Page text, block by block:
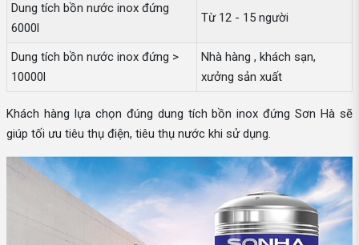
Dung tích bồn nước inox đứng
6000l
Từ 12 - 15 người
Dung tích bồn nước inox đứng >
10000l
Nhà hàng , khách sạn,
xưởng sản xuất
Khách hàng lựa chọn đúng dung tích bồn inox đứng Sơn Hà sẽ
giúp tối ưu tiêu thụ điện, tiêu thụ nước khi sử dụng.